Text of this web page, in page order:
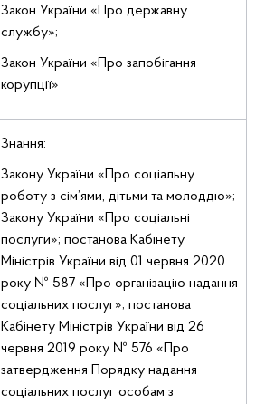
Закон України «Про державну
службу»;
Закон України «Про запобігання
корупції»
Знання:
Закону України «Про соціальну
роботу з сім’ями, дітьми та молоддю»;
Закону України «Про соціальні
послуги»; постанова Кабінету
Міністрів України від 01 червня 2020
року № 587 «Про організацію надання
соціальних послуг»; постанова
Кабінету Міністрів України від 26
червня 2019 року № 576 «Про
затвердження Порядку надання
соціальних послуг особам з